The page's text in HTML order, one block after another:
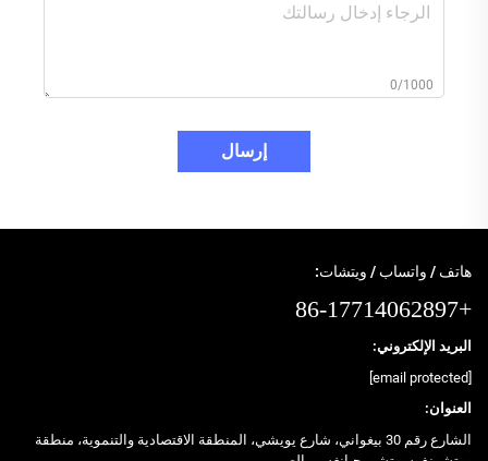
0/1000
إرسال
هاتف / واتساب / ويتشات:
+86-17714062897
البريد الإلكتروني:
العنوان:
الشارع رقم 30 بيغواني، شارع يويشي، المنطقة الاقتصادية والتنموية، منطقة